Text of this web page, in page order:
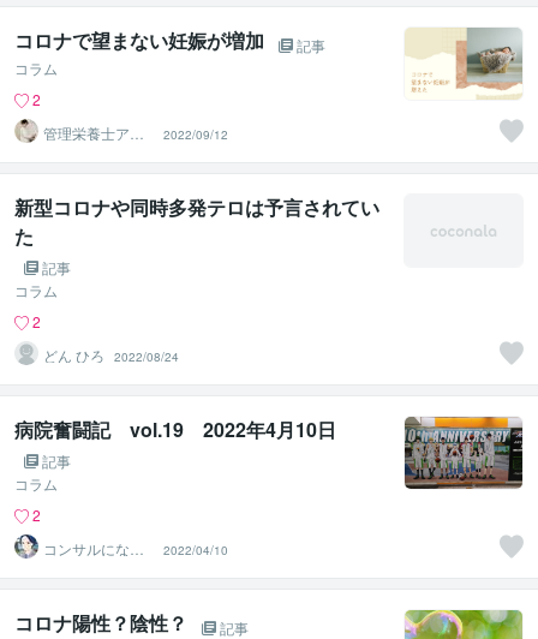
コロナで望まない妊娠が増加
記事
コラム
2
管理栄養士アオ
イ 村中一帆ママ
が楽する食
2022/09/12
新型コロナや同時多発テロは予言されてい
た
記事
コラム
2
どん ひろ
2022/08/24
病院奮闘記 vol.19 2022年4月10日
記事
コラム
2
コンサルになり
たい医事カチョ
ー
2022/04/10
コロナ陽性？陰性？
記事